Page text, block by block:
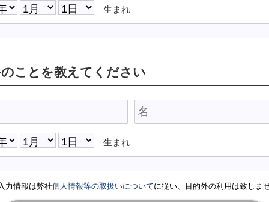
生まれ
ことを教えてください
生まれ
力情報は弊社個人情報等の取扱いについてに従い、目的外の利用は致しませ